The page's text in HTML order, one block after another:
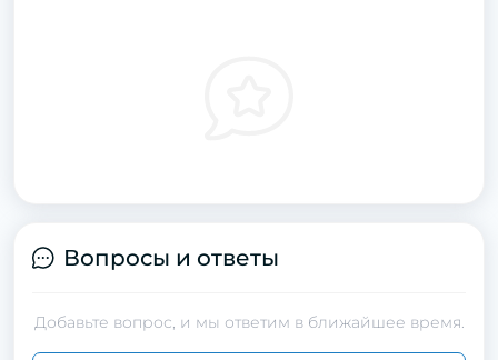
Вопросы и ответы
Добавьте вопрос, и мы ответим в ближайшее время.